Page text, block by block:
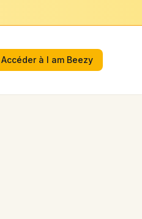
Accéder à I am Beezy